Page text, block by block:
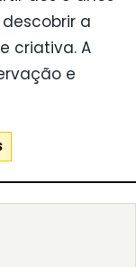
a
criativa. A
e